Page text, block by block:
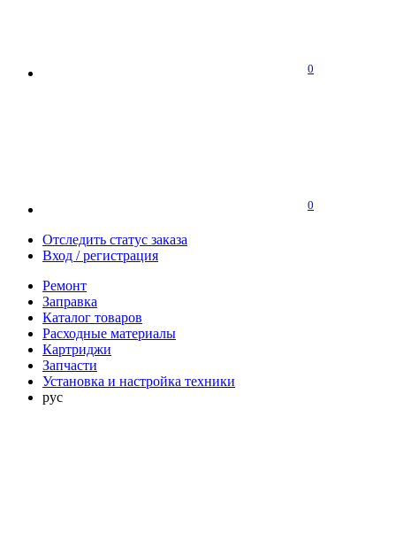
0
0
Отследить статус заказа
Вход / регистрация
Ремонт
Заправка
Каталог товаров
Расходные материалы
Картриджи
Запчасти
Установка и настройка техники
рус